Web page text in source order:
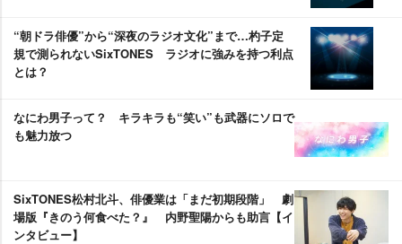
“朝ドラ俳優”から“深夜のラジオ文化”まで…杓子定
規で測られないSixTONES ラジオに強みを持つ利点
とは？
なにわ男子って？ キラキラも“笑い”も武器にソロで
も魅力放つ
SixTONES松村北斗、俳優業は「まだ初期段階」 劇
場版『きのう何食べた？』 内野聖陽からも助言【イ
ンタビュー】